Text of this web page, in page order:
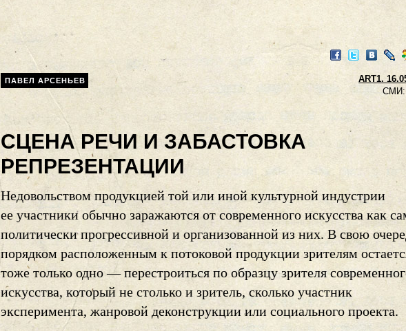
Facebook
Twitter
ART1.
ПАВЕЛ АРСЕНЬЕВ
СЦЕНА РЕЧИ И ЗАБАСТОВКА
РЕПРЕЗЕНТАЦИИ
Недовольством продукцией той или иной культурной индустрии
ее участники обычно заражаются от современного искусства как
политически прогрессивной и организованной из них. В свою
порядком расположенным к потоковой продукции зрителям
тоже только одно — перестроиться по образцу зрителя
искусства, который не столько и зритель, сколько участник
эксперимента, жанровой деконструкции или социального проекта.